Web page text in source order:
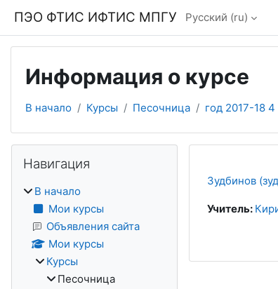
ПЭО ФТИС ИФТИС МПГУ Русский ‎(ru)‎
Информация о курсе
В начало Курсы Песочница год 2017-18 4
Зудбинов
Учитель:
Блоки
Навигация
В начало
Мои курсы
Объявления сайта
Мои курсы
Курсы
Песочница